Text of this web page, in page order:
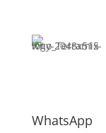
WhatsApp